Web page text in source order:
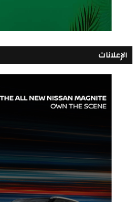
الإعلانات